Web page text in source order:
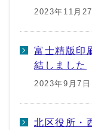
2023年11月27
富士精版印
結しました
2023年9月7日
北区役所・